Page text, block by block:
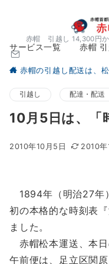
赤帽 引越し 14,300円
サービス一覧 赤帽 引
赤帽の引越し配送は、
引越し 配達・配送
10月5日は、「
2010年10月5日 2010年
1894年（明治27年
初の本格的な時刻表
ました。
赤帽松本運送、本
午前便は、足立区関